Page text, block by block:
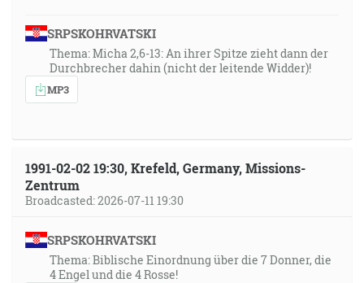
SRPSKOHRVATSKI
Thema: Micha 2,6-13: An ihrer Spitze zieht dann der
Durchbrecher dahin (nicht der leitende Widder)!
MP3
1991-02-02 19:30, Krefeld, Germany, Missions-
Zentrum
Broadcasted: 2026-07-11 19:30
SRPSKOHRVATSKI
Thema: Biblische Einordnung über die 7 Donner, die
4 Engel und die 4 Rosse!